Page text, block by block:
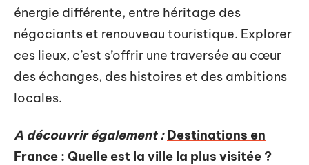
énergie différente, entre héritage des
négociants et renouveau touristique. Explorer
ces lieux, c’est s’offrir une traversée au cœur
des échanges, des histoires et des ambitions
locales.
A découvrir également : Destinations en
France : Quelle est la ville la plus visitée ?